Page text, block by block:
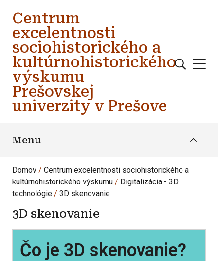
Centrum
excelentnosti
sociohistorického a
kultúrnohistorického
výskumu
Prešovskej
univerzity v Prešove
Menu
Domov
Centrum excelentnosti sociohistorického a
kultúrnohistorického výskumu
Digitalizácia - 3D
technológie
3D skenovanie
3D skenovanie
Čo je 3D skenovanie?